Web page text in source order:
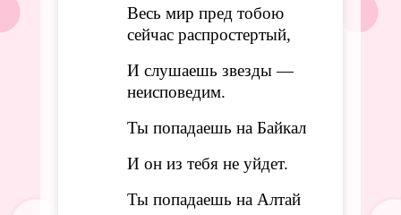
Весь мир пред тобою
сейчас распростертый,
И слушаешь звезды —
неисповедим.
Ты попадаешь на Байкал
И он из тебя не уйдет.
Ты попадаешь на Алтай